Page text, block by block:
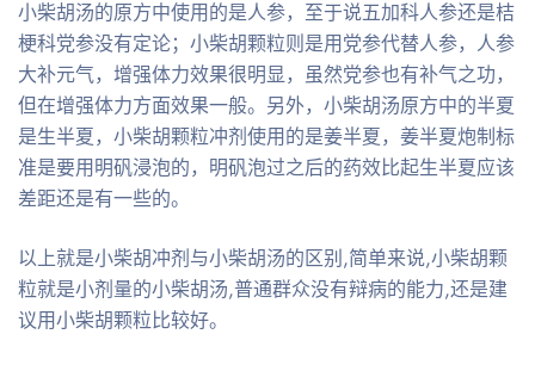
小柴胡汤的原方中使用的是人参，至于说五加科人参还是桔
梗科党参没有定论；小柴胡颗粒则是用党参代替人参，人参
大补元气，增强体力效果很明显，虽然党参也有补气之功，
但在增强体力方面效果一般。另外，小柴胡汤原方中的半夏
是生半夏，小柴胡颗粒冲剂使用的是姜半夏，姜半夏炮制标
准是要用明矾浸泡的，明矾泡过之后的药效比起生半夏应该
差距还是有一些的。
以上就是小柴胡冲剂与小柴胡汤的区别,简单来说,小柴胡颗
粒就是小剂量的小柴胡汤,普通群众没有辩病的能力,还是建
议用小柴胡颗粒比较好。